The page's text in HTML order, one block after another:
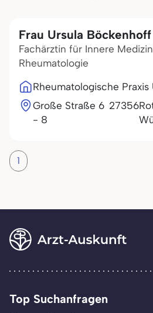
Frau Ursula Böckenhoff
Fachärztin für Innere
Rheumatologie
Rheumatologische
Große Straße 6
- 8
27356
1
Top Suchanfragen